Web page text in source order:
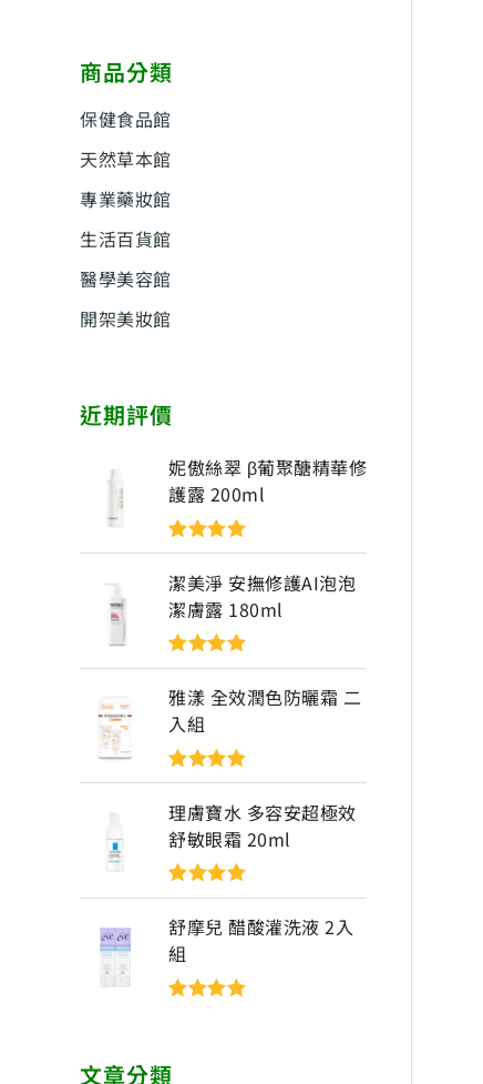
字
商品分類
保健食品館
天然草本館
專業藥妝館
生活百貨館
醫學美容館
開架美妝館
近期評價
妮傲絲翠 β葡聚醣精華修
護露 200ml
評分5滿分
5
潔美淨 安撫修護AI泡泡
潔膚露 180ml
評分5滿分
5
雅漾 全效潤色防曬霜 二
入組
評分5滿分
5
理膚寶水 多容安超極效
舒敏眼霜 20ml
評分5滿分
5
舒摩兒 醋酸灌洗液 2入
組
文章分類